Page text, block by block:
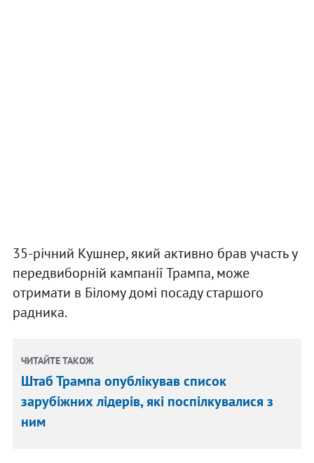
35-річний Кушнер, який активно брав участь у
передвиборній кампанії Трампа, може
отримати в Білому домі посаду старшого
радника.
ЧИТАЙТЕ ТАКОЖ
Штаб Трампа опублікував список
зарубіжних лідерів, які поспілкувалися з
ним